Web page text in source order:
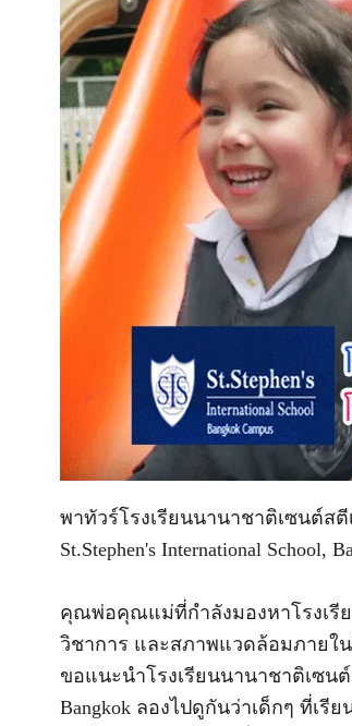
พาทัวร์โรงเรียนนานาชาติเซนต์ส
St.Stephen's International School,
คุณพ่อคุณแม่ที่กำลังมองหาโรงเรี
วิชาการ และสภาพแวดล้อมภายใ
ขอแนะนำโรงเรียนนานาชาติเซนต์
Bangkok ลองไปดูกันว่าเด็กๆ ที่เรีย